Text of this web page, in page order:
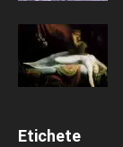
Etichete